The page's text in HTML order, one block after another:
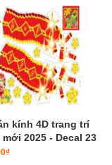
kính 4D trang trí
mới 2025 - Decal 23